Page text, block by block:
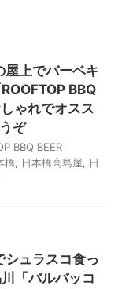
屋上でバーベキ
BBQ
ゃれでオスス
ぞ
BBQ BEER
橋 日本橋高島屋
日
シュラスコ食っ
「バルバッコ